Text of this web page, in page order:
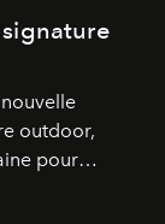
signature
outdoor,
pour